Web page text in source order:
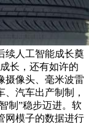
续人工智能成长奠
长，还有如许的
摄像头、毫米波雷
汽车出产制制，
制”稳步迈进。软
网模子的数据进行